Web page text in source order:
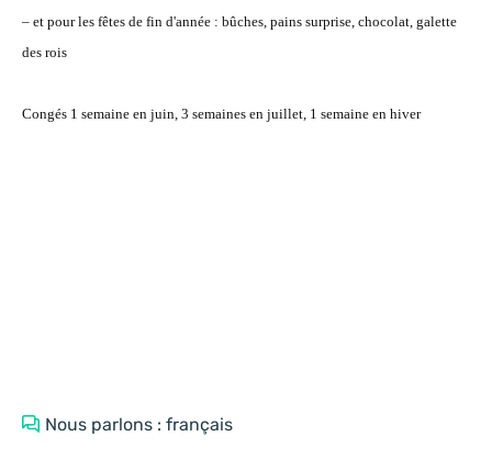
– et pour les fêtes de fin d'année : bûches, pains surprise, chocolat, galette
des rois
Congés 1 semaine en juin, 3 semaines en juillet, 1 semaine en hiver
Nous parlons : français